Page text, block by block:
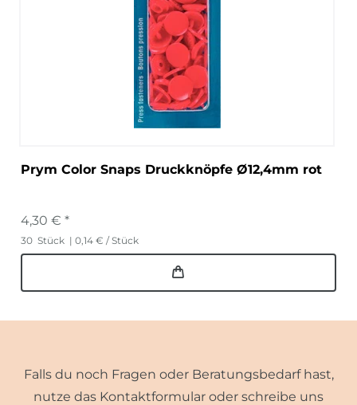
Prym Color Snaps Druckknöpfe Ø12,4mm rot
4,30 € *
30 Stück | 0,14 € / Stück
Falls du noch Fragen oder Beratungsbedarf hast,
nutze das Kontaktformular oder schreibe uns